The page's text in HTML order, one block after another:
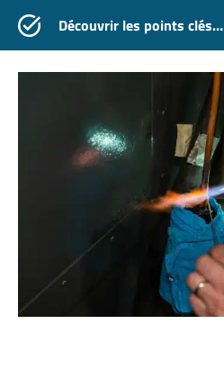
Découvrir les points clés…